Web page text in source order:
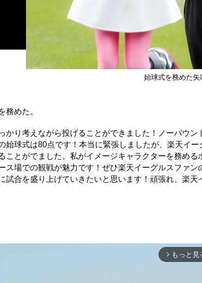
始球式を務めた
めた。
り考えながら投げることができました！ノーバウン
球式は80点です！本当に緊張しましたが、楽天イー
とがでました。私がイメージキャラクターを務める
場での観戦が魅力です！ぜひ楽天イーグルスファン
試合を盛り上げていきたいと思います！頑張れ、楽天
arrow_forward_ios もっと見